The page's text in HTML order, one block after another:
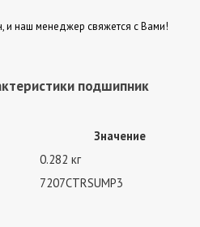
и наш менеджер свяжется с Вами!
подшипник
Значение
0.282 кг
7207CTRSUMP3